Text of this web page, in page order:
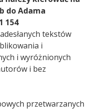
do Adama
154
tekstów
i
i wyróżnionych
i bez
przetwarzanych